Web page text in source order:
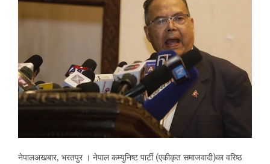
नेपालअखबार, भरतपुर । नेपाल कम्युनिष्ट पार्टी (एकीकृत समाजवादी)का वरिष्ठ